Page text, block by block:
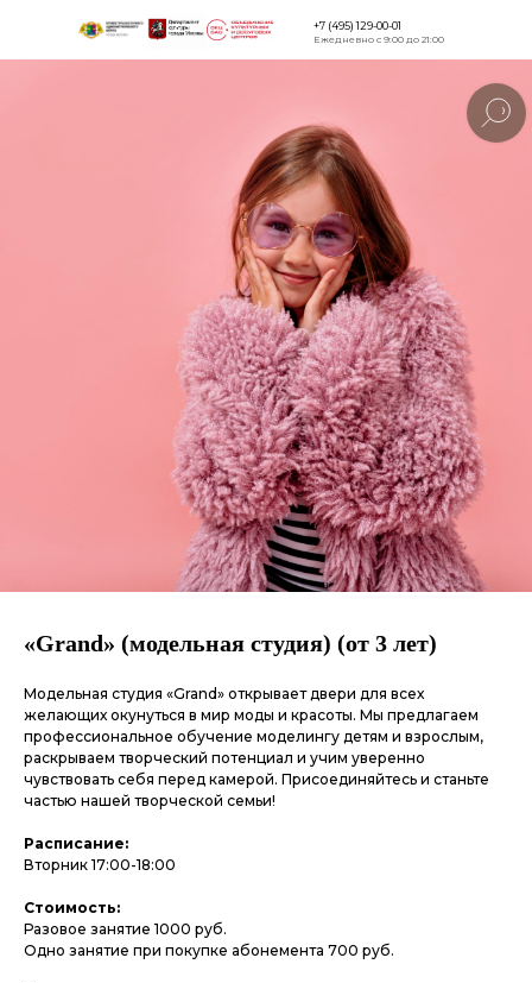
Версия для
+7 (495) 129-00-01
Ежедневно с 9:00 до 21:00
«Grand» (модельная студия) (от 3 лет)
Модельная студия «Grand» открывает двери для всех
желающих окунуться в мир моды и красоты. Мы предлагаем
профессиональное обучение моделингу детям и взрослым,
раскрываем творческий потенциал и учим уверенно
чувствовать себя перед камерой. Присоединяйтесь и станьте
частью нашей творческой семьи!
Расписание:
Вторник 17:00-18:00
Стоимость:
Разовое занятие 1000 руб.
Одно занятие при покупке абонемента 700 руб.